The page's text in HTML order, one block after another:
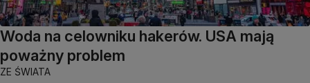
Woda na celowniku hakerów. USA mają
poważny problem
ZE ŚWIATA